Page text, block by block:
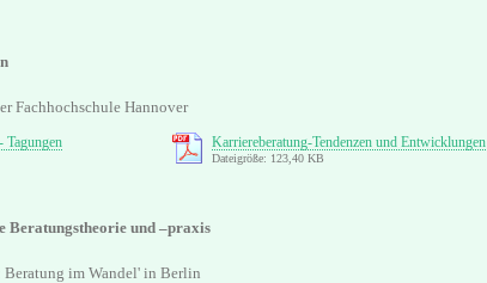
Fachhochschule Hannover
Tagungen Karriereberatung-Tendenzen und Entwicklungen
Dateigröße: 123,40 KB
Beratungstheorie und –praxis
Beratung im Wandel' in Berlin